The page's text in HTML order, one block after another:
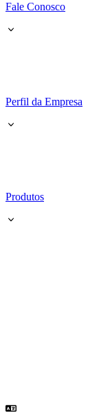
Fale Conosco
Perfil da Empresa
Produtos